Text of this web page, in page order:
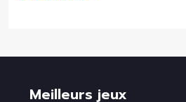
Meilleurs jeux